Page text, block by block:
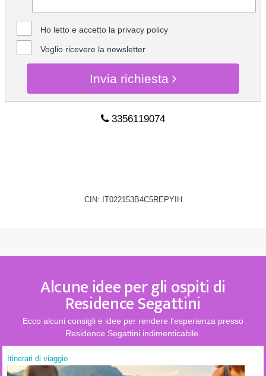
Ho letto e accetto la privacy policy
Voglio ricevere la newsletter
Invia richiesta
3356119074
CIN: IT022153B4C5REPYIH
Alcune idee per gli ospiti di
Residence Segattini
Ecco alcuni consigli e idee per rendere l'esperienza presso
Residence Segattini indimenticabile.
Itinerari di viaggio